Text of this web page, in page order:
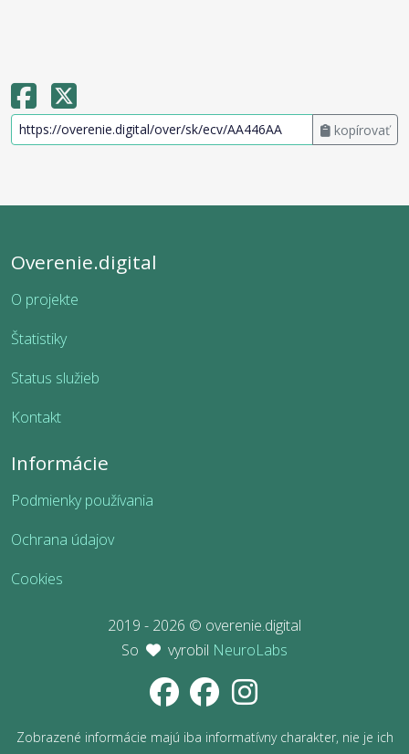
kopírovať
Overenie.digital
O projekte
Štatistiky
Status služieb
Kontakt
Informácie
Podmienky používania
Ochrana údajov
Cookies
2019 - 2026 © overenie.digital
So
vyrobil NeuroLabs
Zobrazené informácie majú iba informatívny charakter, nie je ich